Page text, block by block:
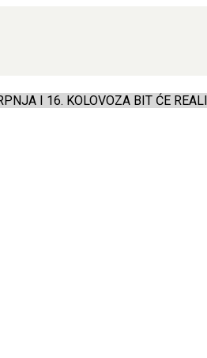
I 16. KOLOVOZA BIT ĆE